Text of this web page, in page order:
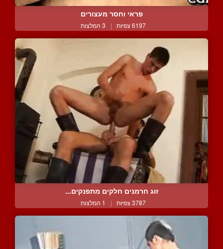
פראי וחסר מעצורים
6197 צפיות | 3 המלצות
זוג חרמנים חלקים מתפנקים...
3787 צפיות | 1 המלצות